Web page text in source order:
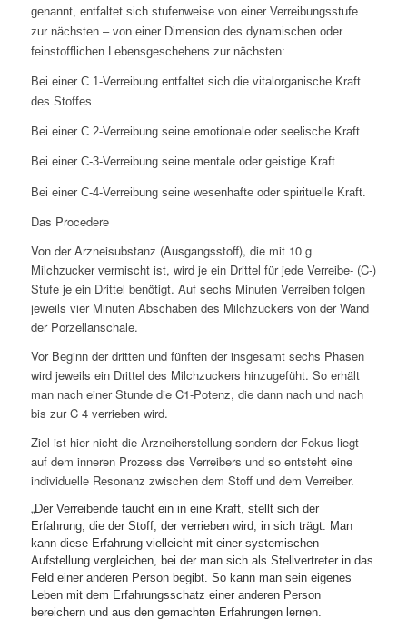
genannt, entfaltet sich stufenweise von einer Verreibungsstufe
zur nächsten – von einer Dimension des dynamischen oder
feinstofflichen Lebensgeschehens zur nächsten:
Bei einer C 1-Verreibung entfaltet sich die vitalorganische Kraft
des Stoffes
Bei einer C 2-Verreibung seine emotionale oder seelische Kraft
Bei einer C-3-Verreibung seine mentale oder geistige Kraft
Bei einer C-4-Verreibung seine wesenhafte oder spirituelle Kraft.
Das Procedere
Von der Arzneisubstanz (Ausgangsstoff), die mit 10 g
Milchzucker vermischt ist, wird je ein Drittel für jede Verreibe- (C-)
Stufe je ein Drittel benötigt. Auf sechs Minuten Verreiben folgen
jeweils vier Minuten Abschaben des Milchzuckers von der Wand
der Porzellanschale.
Vor Beginn der dritten und fünften der insgesamt sechs Phasen
wird jeweils ein Drittel des Milchzuckers hinzugefüht. So erhält
man nach einer Stunde die C1-Potenz, die dann nach und nach
bis zur C 4 verrieben wird.
Ziel ist hier nicht die Arzneiherstellung sondern der Fokus liegt
auf dem inneren Prozess des Verreibers und so entsteht eine
individuelle Resonanz zwischen dem Stoff und dem Verreiber.
„Der Verreibende taucht ein in eine Kraft, stellt sich der
Erfahrung, die der Stoff, der verrieben wird, in sich trägt. Man
kann diese Erfahrung vielleicht mit einer systemischen
Aufstellung vergleichen, bei der man sich als Stellvertreter in das
Feld einer anderen Person begibt. So kann man sein eigenes
Leben mit dem Erfahrungsschatz einer anderen Person
bereichern und aus den gemachten Erfahrungen lernen.